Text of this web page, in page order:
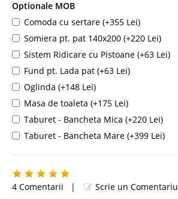
Optionale MOB
Comoda cu sertare (+355 Lei)
Somiera pt. pat 140x200 (+220 Lei)
Sistem Ridicare cu Pistoane (+63 Lei)
Fund pt. Lada pat (+63 Lei)
Oglinda (+148 Lei)
Masa de toaleta (+175 Lei)
Taburet - Bancheta Mica (+220 Lei)
Taburet - Bancheta Mare (+399 Lei)
4 Comentarii |
Scrie un Comentariu